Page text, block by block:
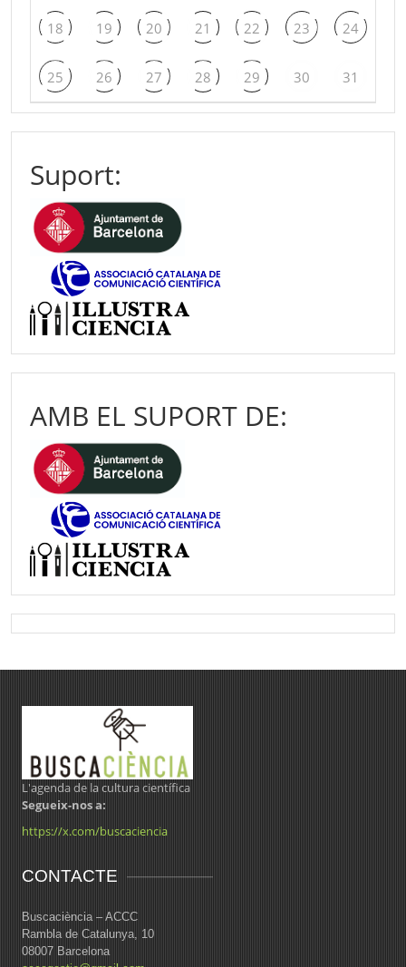
18 19 20 21 22 23 24
25 26 27 28 29 30 31
Suport:
AMB EL SUPORT DE:
L'agenda de la cultura científica
Segueix-nos a:
https://x.com/buscaciencia
CONTACTE
Buscaciència – ACCC
Rambla de Catalunya, 10
08007 Barcelona